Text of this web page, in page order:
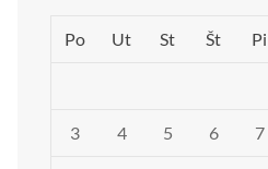
Po Ut St Št Pi
3 4 5 6 7